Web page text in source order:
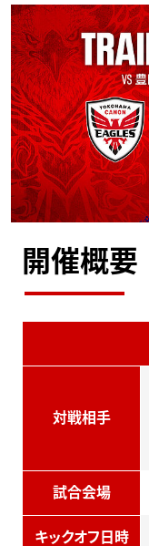
開催概要
対戦相手
試合会場
キックオフ日時